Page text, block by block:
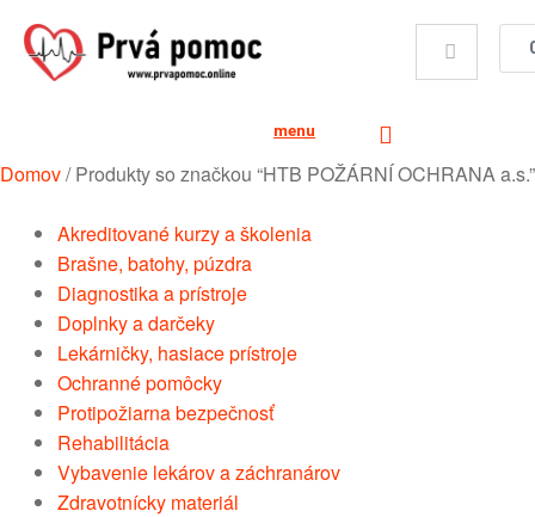
menu
Domov/Produkty so značkou “HTB POŽÁRNÍ OCHRANA a.s.”
Akreditované kurzy a školenia
Brašne, batohy, púzdra
Diagnostika a prístroje
Doplnky a darčeky
Lekárničky, hasiace prístroje
Ochranné pomôcky
Protipožiarna bezpečnosť
Rehabilitácia
Vybavenie lekárov a záchranárov
Zdravotnícky materiál